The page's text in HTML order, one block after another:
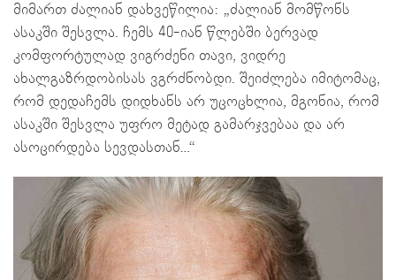
მიმართ ძალიან დახვეწილია: „ძალიან მომწონს
ასაკში შესვლა. ჩემს 40-იან წლებში ბერვად
კომფორტულად ვიგრძენი თავი, ვიდრე
ახალგაზრდობისას ვგრძნობდი. შეიძლება იმიტომაც,
რომ დედაჩემს დიდხანს არ უცოცხლია, მგონია, რომ
ასაკში შესვლა უფრო მეტად გამარჯვებაა და არ
ასოცირდება სევდასთან…“